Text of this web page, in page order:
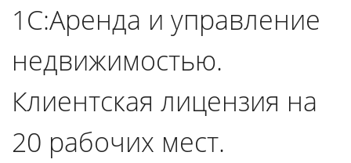
1С:Аренда и управление
недвижимостью.
Клиентская лицензия на
20 рабочих мест.